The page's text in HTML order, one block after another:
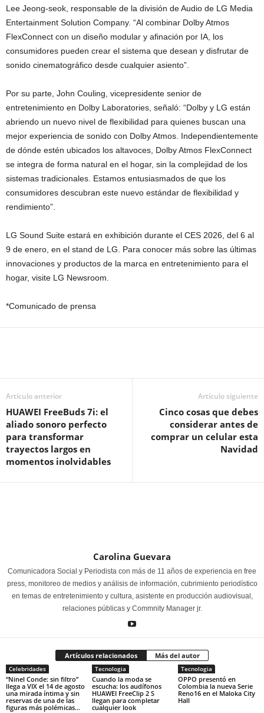
Lee Jeong-seok, responsable de la división de Audio de LG Media
Entertainment Solution Company. “Al combinar Dolby Atmos
FlexConnect con un diseño modular y afinación por IA, los
consumidores pueden crear el sistema que desean y disfrutar de
sonido cinematográfico desde cualquier asiento”.
Por su parte, John Couling, vicepresidente senior de
entretenimiento en Dolby Laboratories, señaló: “Dolby y LG están
abriendo un nuevo nivel de flexibilidad para quienes buscan una
mejor experiencia de sonido con Dolby Atmos. Independientemente
de dónde estén ubicados los altavoces, Dolby Atmos FlexConnect
se integra de forma natural en el hogar, sin la complejidad de los
sistemas tradicionales. Estamos entusiasmados de que los
consumidores descubran este nuevo estándar de flexibilidad y
rendimiento”.
LG Sound Suite estará en exhibición durante el CES 2026, del 6 al
9 de enero, en el stand de LG. Para conocer más sobre las últimas
innovaciones y productos de la marca en entretenimiento para el
hogar, visite LG Newsroom.
*Comunicado de prensa
Artículo anterior
HUAWEI FreeBuds 7i: el
aliado sonoro perfecto
para transformar
trayectos largos en
momentos inolvidables
Artículo siguiente
Cinco cosas que debes
considerar antes de
comprar un celular esta
Navidad
Carolina Guevara
Comunicadora Social y Periodista con más de 11 años de experiencia en free
press, monitoreo de medios y análisis de información, cubrimiento periodístico
en temas de entretenimiento y cultura, asistente en producción audiovisual,
relaciones públicas y Commnity Manager jr.
Artículos relacionados Más del autor
Celebridades
“Ninel Conde: sin filtro”
llega a VIX el 14 de agosto
una mirada íntima y sin
reservas de una de las
figuras más polémicas...
Tecnologia
Cuando la moda se
escucha: los audífonos
HUAWEI FreeClip 2 S
llegan para completar
cualquier look
Tecnologia
OPPO presentó en
Colombia la nueva Serie
Reno16 en el Maloka City
Hall